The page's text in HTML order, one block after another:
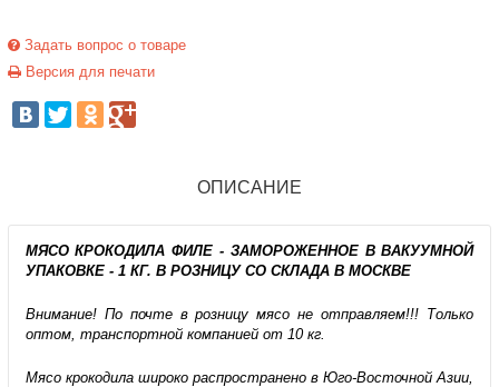
Задать вопрос о товаре
Версия для печати
ОПИСАНИЕ
МЯСО КРОКОДИЛА ФИЛЕ - ЗАМОРОЖЕННОЕ В ВАКУУМНОЙ
УПАКОВКЕ - 1 КГ. В РОЗНИЦУ СО СКЛАДА В МОСКВЕ
Внимание! По почте в розницу мясо не отправляем!!! Только
оптом, транспортной компанией от 10 кг.
Мясо крокодила широко распространено в Юго-Восточной Азии,